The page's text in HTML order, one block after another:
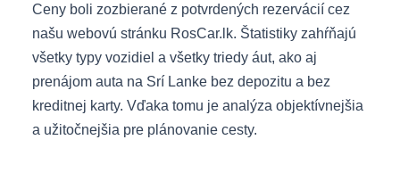
Ceny boli zozbierané z potvrdených rezervácií cez
našu webovú stránku RosCar.lk. Štatistiky zahŕňajú
všetky typy vozidiel a všetky triedy áut, ako aj
prenájom auta na Srí Lanke bez depozitu a bez
kreditnej karty. Vďaka tomu je analýza objektívnejšia
a užitočnejšia pre plánovanie cesty.